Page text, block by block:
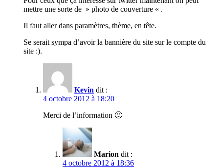
mettre une sorte de » photo de couverture « .
Il faut aller dans paramètres, thème, en tête.
Se serait sympa d’avoir la bannière du site sur le compte du
site :).
Kevin dit :
4 octobre 2012 à 18:20
Merci de l’information 🙂
Marion dit :
4 octobre 2012 à 18:36